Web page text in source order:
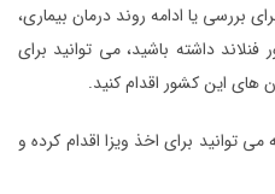
بررسی یا ادامه روند درمان بیماری،
داشته باشید، می توانید برای
های این کشور اقدام کنید.
توانید برای اخذ ویزا اقدام کرده و